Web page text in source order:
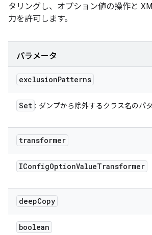
タリングし、オプション値の操作と
力を許可します。
パラメータ
exclusionPatterns
Set : ダンプから除外するクラス名のパタ
transformer
IConfigOptionValueTransformer
deepCopy
boolean